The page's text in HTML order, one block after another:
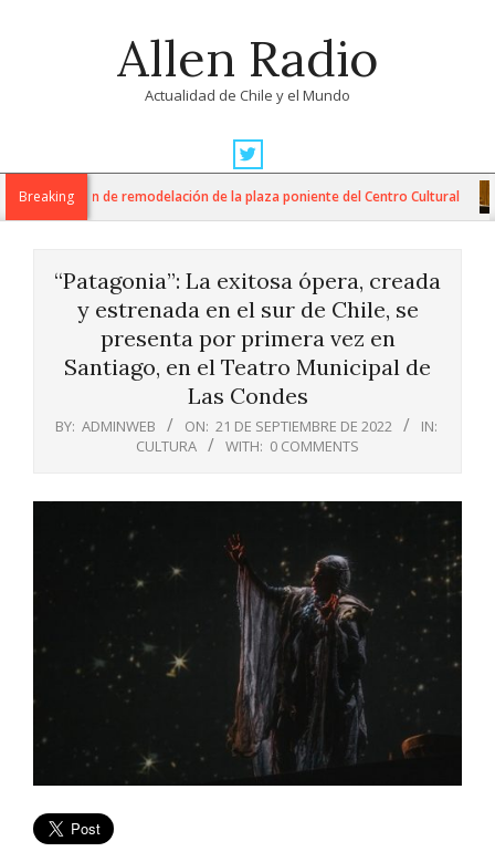
Allen Radio
Actualidad de Chile y el Mundo
Navigation
MenuBreakingplan de remodelación de la plaza poniente del Centro Cultural
“Patagonia”: La exitosa ópera, creada
y estrenada en el sur de Chile, se
presenta por primera vez en
Santiago, en el Teatro Municipal de
Las Condes
BY: ADMINWEB ON: 21 DE SEPTIEMBRE DE 2022
IN:
CULTURA
WITH: 0 COMMENTS